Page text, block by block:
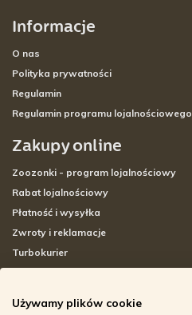
Informacje
O nas
Polityka prywatności
Regulamin
Regulamin programu lojalnościowego
Zakupy online
Zoozonki - program lojalnościowy
Rabat lojalnościowy
Płatność i wysyłka
Zwroty i reklamacje
Turbokurier
Adresy sklepów stacjonarnych
Używamy plików cookie